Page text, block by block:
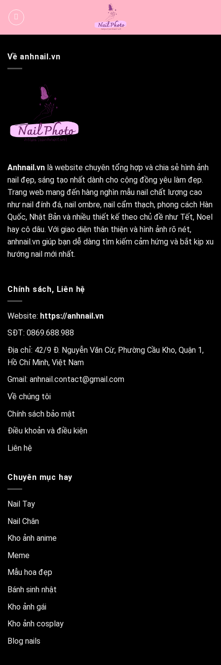
qua
Về anhnail.vn
Anhnail.vn là website chuyên tổng hợp và chia sẻ hình ảnh
nail đẹp, sáng tạo nhất dành cho cộng đồng yêu làm đẹp.
Trang web mang đến hàng nghìn mẫu nail chất lượng cao
như nail đính đá, nail ombre, nail cẩm thạch, phong cách Hàn
Quốc, Nhật Bản và nhiều thiết kế theo chủ đề như Tết, Noel
hay cô dâu. Với giao diện thân thiện và hình ảnh rõ nét,
anhnail.vn giúp bạn dễ dàng tìm kiếm cảm hứng và bắt kịp xu
hướng nail mới nhất.
Chính sách, Liên hệ
Website: https://anhnail.vn
SĐT: 0869.688.988
Địa chỉ: 42/9 Đ. Nguyễn Văn Cừ, Phường Cầu Kho, Quận 1,
Hồ Chí Minh, Việt Nam
Gmail: anhnail.contact@gmail.com
Về chúng tôi
Chính sách bảo mật
Điều khoản và điều kiện
Liên hệ
Chuyên mục hay
Nail Tay
Nail Chân
Kho ảnh anime
Meme
Mẫu hoa đẹp
Bánh sinh nhật
Kho ảnh gái
Kho ảnh cosplay
Blog nails